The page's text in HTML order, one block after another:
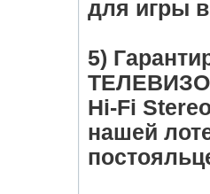
для игры
5)
Hi-Fi
нашей